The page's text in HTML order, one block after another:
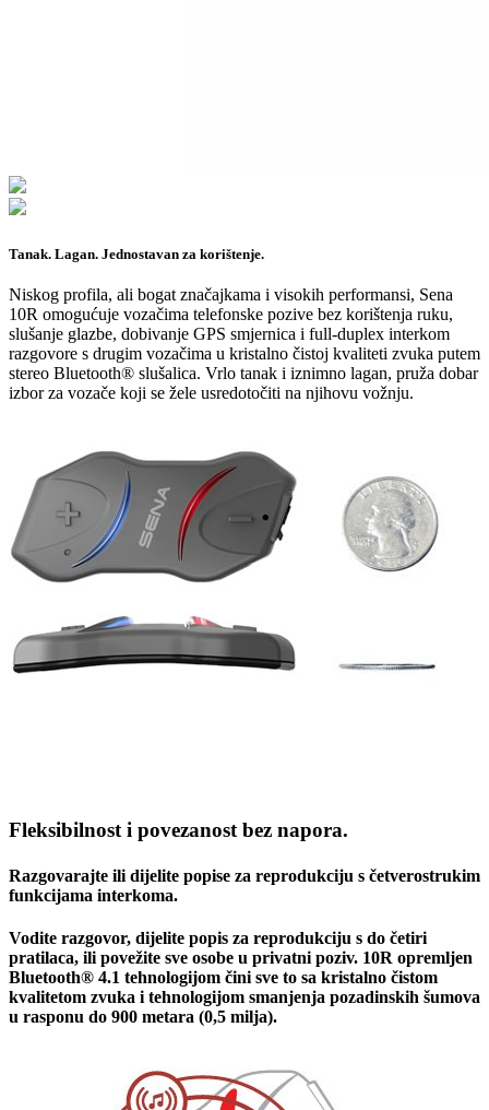
Tanak. Lagan. Jednostavan za korištenje.
Niskog profila, ali bogat značajkama i visokih performansi, Sena
10R omogućuje vozačima telefonske pozive bez korištenja ruku,
slušanje glazbe, dobivanje GPS smjernica i full-duplex interkom
razgovore s drugim vozačima u kristalno čistoj kvaliteti zvuka putem
stereo Bluetooth® slušalica. Vrlo tanak i iznimno lagan, pruža dobar
izbor za vozače koji se žele usredotočiti na njihovu vožnju.
Fleksibilnost i povezanost bez napora.
Razgovarajte ili dijelite popise za reprodukciju s četverostrukim
funkcijama interkoma.
Vodite razgovor, dijelite popis za reprodukciju s do četiri
pratilaca, ili povežite sve osobe u privatni poziv. 10R opremljen
Bluetooth® 4.1 tehnologijom čini sve to sa kristalno čistom
kvalitetom zvuka i tehnologijom smanjenja pozadinskih šumova
u rasponu do 900 metara (0,5 milja).